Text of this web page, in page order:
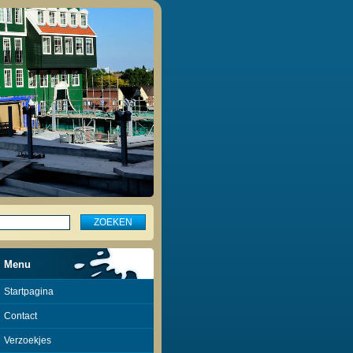
Menu
Startpagina
Contact
Verzoekjes